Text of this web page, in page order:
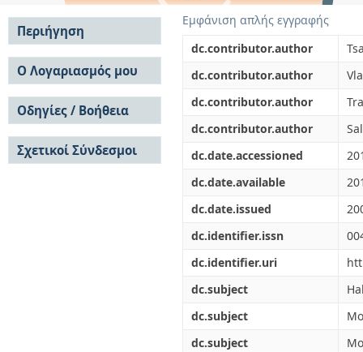
Εμφάνιση απλής εγγραφής
dc.contributor.author
dc.contributor.author
dc.contributor.author
dc.contributor.author
dc.date.accessioned
dc.date.available
dc.date.issued
dc.identifier.issn
dc.identifier.uri
dc.subject
dc.subject
dc.subject
Περιήγηση
Σε όλο το DSpace
Κοινότητες & Συλλογές
Ανά Ημερομηνία
Έκδοσης
Συγγραφείς
Τίτλοι
Θέματα
Ο Λογαριασμός μου
Σύνδεση
Εγγραφή
Οδηγίες / Βοήθεια
Οδηγίες Υποβολής
Οδηγίες Χρήσης ΙΑ
Συχνές Ερωτήσεις
Σχετικοί Σύνδεσμοι